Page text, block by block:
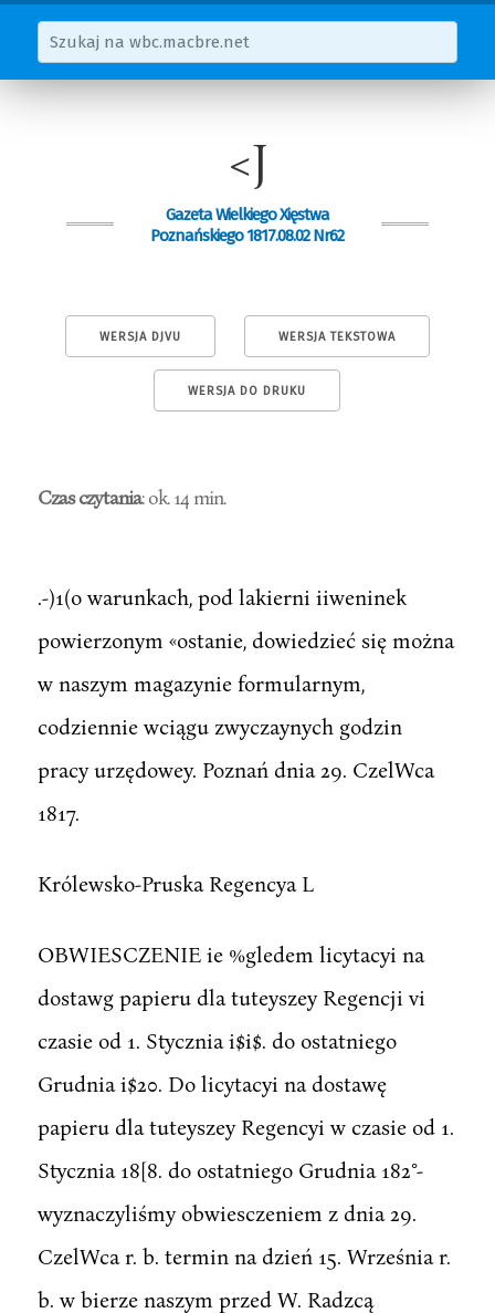
<J
Gazeta Wielkiego Xięstwa
Poznańskiego 1817.08.02 Nr62
WERSJA DJVU WERSJA TEKSTOWA
WERSJA DO DRUKU
Czas czytania: ok. 14 min.
.-)1(o warunkach, pod lakierni iiweninek
powierzonym «ostanie, dowiedzieć się można
w naszym magazynie formularnym,
codziennie wciągu zwyczaynych godzin
pracy urzędowey. Poznań dnia 29. CzelWca
1817.
Królewsko-Pruska Regencya L
OBWIESCZENIE ie %gledem licytacyi na
dostawg papieru dla tuteyszey Regencji vi
czasie od 1. Stycznia i$i$. do ostatniego
Grudnia i$20. Do licytacyi na dostawę
papieru dla tuteyszey Regencyi w czasie od 1.
Stycznia 18[8. do ostatniego Grudnia 182°-
wyznaczyliśmy obwiesczeniem z dnia 29.
CzelWca r. b. termin na dzień 15. Września r.
b. w bierze naszym przed W. Radzcą